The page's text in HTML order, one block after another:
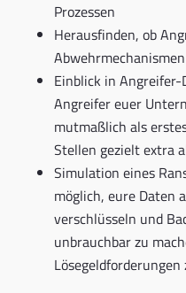
Prozessen
Herausfinden, ob
Einblick in Angreifer-
Angreifer euer
mutmaßlich als
Stellen gezielt extra
Simulation eines
möglich, eure Daten
verschlüsseln und
unbrauchbar zu